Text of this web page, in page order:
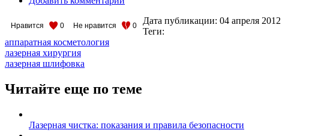
Нравится 0 Не нравится 0 Дата публикации: 04 апреля 2012
Теги:
аппаратная косметология
лазерная хирургия
лазерная шлифовка
Читайте еще по теме
Лазерная чистка: показания и правила безопасности